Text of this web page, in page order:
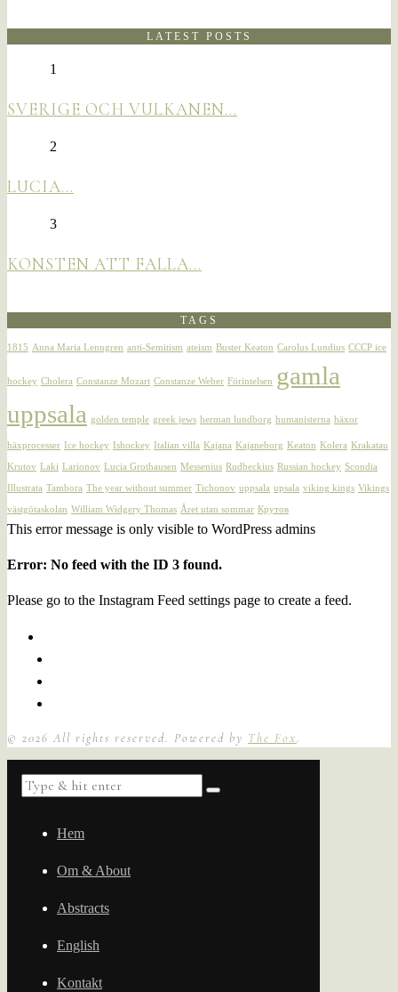
LATEST POSTS
1
SVERIGE OCH VULKANEN…
2
LUCIA…
3
KONSTEN ATT FALLA…
TAGS
1815 Anna Maria Lenngren anti-Semitism ateism Buster Keaton Carolus Lundius CCCP ice
hockey Cholera Constanze Mozart Constanze Weber Förintelsen gamla
uppsala golden temple greek jews herman lundborg humanisterna häxor
häxprocesser Ice hockey Ishockey Italian villa Kajana Kajaneborg Keaton Kolera Krakatau
Krutov Laki Larionov Lucia Grothausen Messenius Rudbeckius Russian hockey Scondia
Illustrata Tambora The year without summer Tichonov uppsala upsala viking kings Vikings
västgötaskolan William Widgery Thomas Året utan sommar Крутов
This error message is only visible to WordPress admins
Error: No feed with the ID 3 found.
Please go to the Instagram Feed settings page to create a feed.
© 2026 All rights reserved. Powered by The Fox.
Hem
Om & About
Abstracts
English
Kontakt